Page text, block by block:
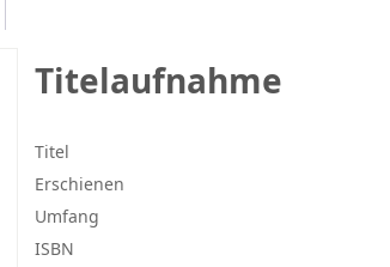
Titelaufnahme
Titel
Erschienen
Umfang
ISBN